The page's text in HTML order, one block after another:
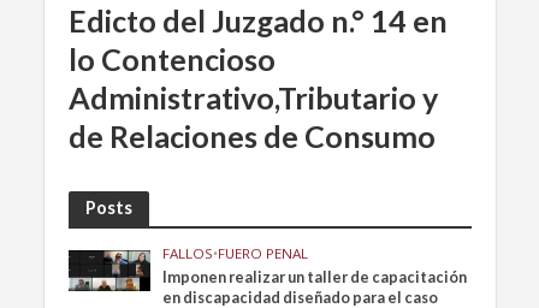
Edicto del Juzgado n.° 14 en
lo Contencioso
Administrativo,Tributario y
de Relaciones de Consumo
Posts
FALLOS•FUERO PENAL
Imponen realizar un taller de capacitación
en discapacidad diseñado para el caso